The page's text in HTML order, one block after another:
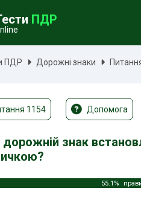
ПДР
ПДР Дорожні знаки
1154 Допомога
дорожній знак
55.1%